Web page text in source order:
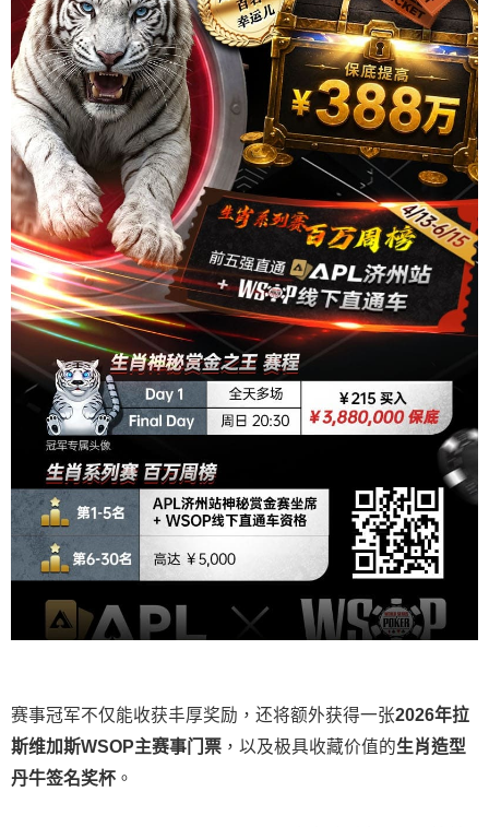
赛事冠军不仅能收获丰厚奖励，还将额外获得一张2026年拉
斯维加斯WSOP主赛事门票 ，以及极具收藏价值的生肖造型
丹牛签名奖杯 。